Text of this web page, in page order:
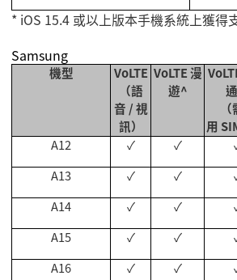
* iOS 15.4 或以上版本手機系統上獲得
Samsung
機型
VoLTE
（語
音 /視
訊）
VoLTE漫
遊^
用
A12 ✓ ✓
A13
✓ ✓
A14
✓ ✓
A15
✓ ✓
A16
✓ ✓